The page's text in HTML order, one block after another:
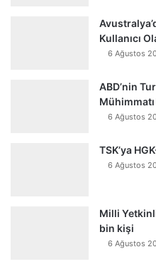
Kullanıcı
6 Ağustos
ABD’nin
6 Ağustos
TSK’ya
6 Ağustos
Milli
bin kişi
6 Ağustos